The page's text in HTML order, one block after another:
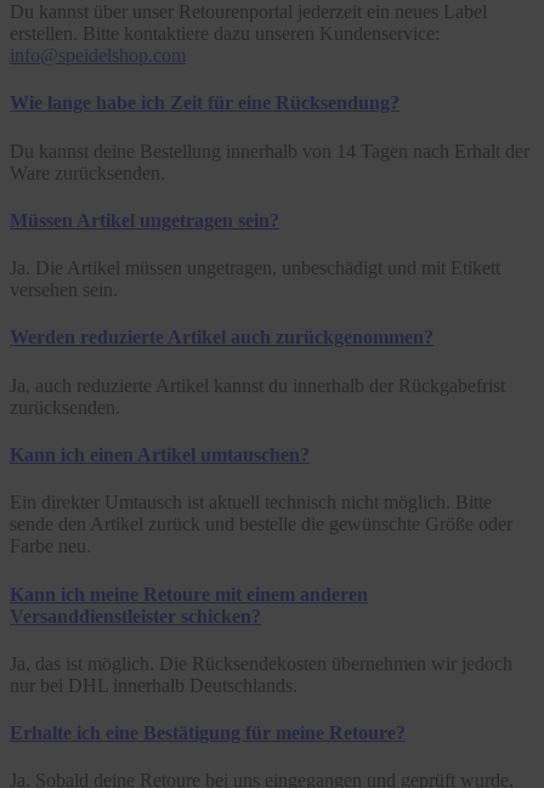
Du kannst über unser Retourenportal jederzeit ein neues Label
erstellen. Bitte kontaktiere dazu unseren Kundenservice:
info@speidelshop.com
Wie lange habe ich Zeit für eine Rücksendung?
Du kannst deine Bestellung innerhalb von 14 Tagen nach Erhalt der
Ware zurücksenden.
Müssen Artikel ungetragen sein?
Ja. Die Artikel müssen ungetragen, unbeschädigt und mit Etikett
versehen sein.
Werden reduzierte Artikel auch zurückgenommen?
Ja, auch reduzierte Artikel kannst du innerhalb der Rückgabefrist
zurücksenden.
Kann ich einen Artikel umtauschen?
Ein direkter Umtausch ist aktuell technisch nicht möglich. Bitte
sende den Artikel zurück und bestelle die gewünschte Größe oder
Farbe neu.
Kann ich meine Retoure mit einem anderen
Versanddienstleister schicken?
Ja, das ist möglich. Die Rücksendekosten übernehmen wir jedoch
nur bei DHL innerhalb Deutschlands.
Erhalte ich eine Bestätigung für meine Retoure?
Ja. Sobald deine Retoure bei uns eingegangen und geprüft wurde,